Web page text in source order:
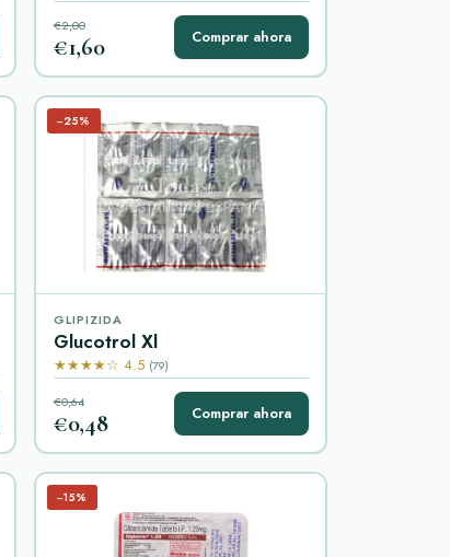
€2,00
€1,60 Comprar ahora
−25%
GLIPIZIDA
Glucotrol Xl
★★★★☆ 4.5 (79)
€0,64
€0,48 Comprar ahora
−15%